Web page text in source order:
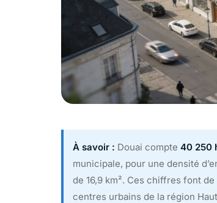
À savoir : Douai compte 40 250
municipale, pour une densité
de 16,9 km². Ces chiffres font
centres urbains de la région